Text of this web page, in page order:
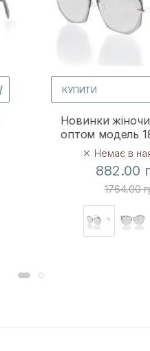
КУПИТИ
Новинки
оптом модель
Немає в
882.00
1764.00